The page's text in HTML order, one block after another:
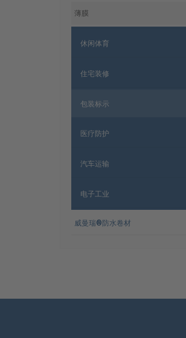
薄膜
休闲体育
住宅装修
包装标示
医疗防护
汽车运输
电子工业
威曼瑞®防水卷材